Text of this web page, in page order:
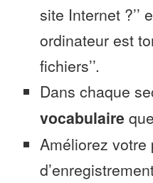
site Internet ?’’
ordinateur est
fichiers’’.
Dans chaque
vocabulaire
Améliorez